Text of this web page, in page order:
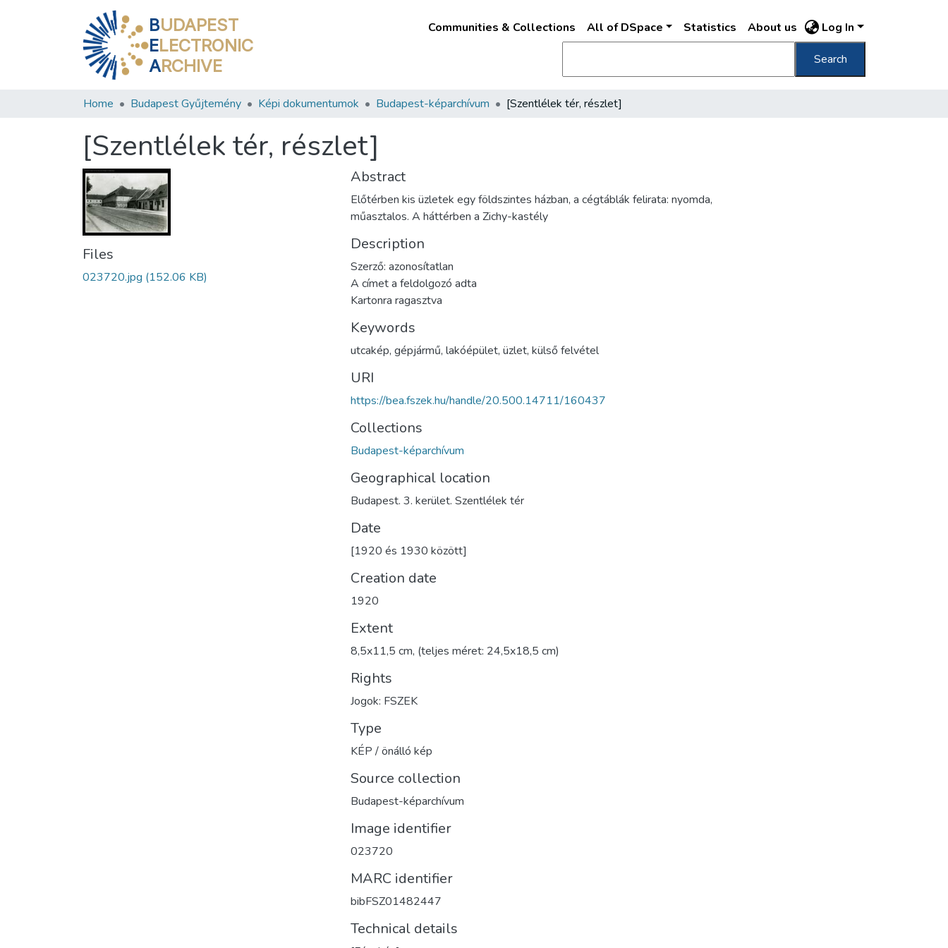
BUDAPEST
ELECTRONIC
ARCHIVE
Communities & Collections All of DSpace Statistics About us Log In
Search
Home Budapest Gyűjtemény Képi dokumentumok Budapest-képarchívum [Szentlélek tér, részlet]
[Szentlélek tér, részlet]
Files
023720.jpg (152.06 KB)
Abstract
Előtérben kis üzletek egy földszintes házban, a cégtáblák felirata: nyomda,
műasztalos. A háttérben a Zichy-kastély
Description
Szerző: azonosítatlan
A címet a feldolgozó adta
Kartonra ragasztva
Keywords
utcakép, gépjármű, lakóépület, üzlet, külső felvétel
URI
https://bea.fszek.hu/handle/20.500.14711/160437
Collections
Budapest-képarchívum
Geographical location
Budapest. 3. kerület. Szentlélek tér
Date
[1920 és 1930 között]
Creation date
1920
Extent
8,5x11,5 cm, (teljes méret: 24,5x18,5 cm)
Rights
Jogok: FSZEK
Type
KÉP / önálló kép
Source collection
Budapest-képarchívum
Image identifier
023720
MARC identifier
bibFSZ01482447
Technical details